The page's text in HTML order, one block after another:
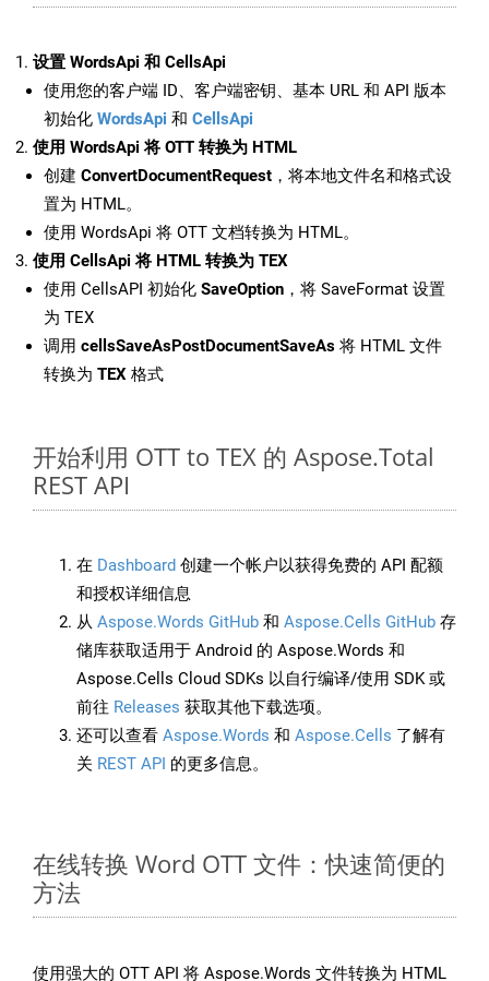
设置 WordsApi 和 CellsApi
使用您的客户端 ID、客户端密钥、基本 URL 和 API 版本
初始化 WordsApi 和 CellsApi
使用 WordsApi 将 OTT 转换为 HTML
创建 ConvertDocumentRequest ，将本地文件名和格式设
置为 HTML。
使用 WordsApi 将 OTT 文档转换为 HTML。
使用 CellsApi 将 HTML 转换为 TEX
使用 CellsAPI 初始化 SaveOption ，将 SaveFormat 设置
为 TEX
调用 cellsSaveAsPostDocumentSaveAs 将 HTML 文件
转换为 TEX 格式
开始利用 OTT to TEX 的 Aspose.Total
REST API
在 Dashboard 创建一个帐户以获得免费的 API 配额
和授权详细信息
从 Aspose.Words GitHub 和 Aspose.Cells GitHub 存
储库获取适用于 Android 的 Aspose.Words 和
Aspose.Cells Cloud SDKs 以自行编译/使用 SDK 或
前往 Releases 获取其他下载选项。
还可以查看 Aspose.Words 和 Aspose.Cells 了解有
关 REST API 的更多信息。
在线转换 Word OTT 文件：快速简便的
方法
使用强大的 OTT API 将 Aspose.Words 文件转换为 HTML